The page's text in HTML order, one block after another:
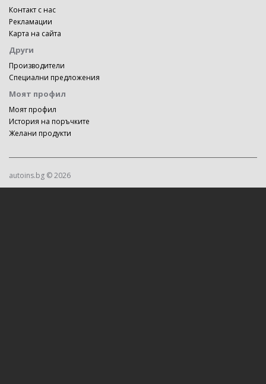
Контакт с нас
Рекламации
Карта на сайта
Други
Производители
Специални предложения
Моят профил
Моят профил
История на поръчките
Желани продукти
autoins.bg © 2026